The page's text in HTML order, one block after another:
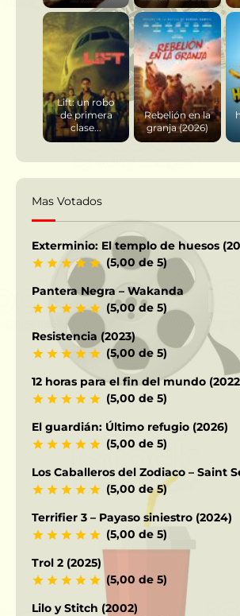
Lift: un robo
de primera
clase...
Rebelión en la
granja (2026)
Mas Votados
Exterminio: El templo de huesos
(5,00 de 5)
Pantera Negra – Wakanda
(5,00 de 5)
Resistencia (2023)
(5,00 de 5)
12 horas para el fin del mundo
(5,00 de 5)
El guardián: Último refugio (2026)
(5,00 de 5)
Los Caballeros del Zodiaco – Saint
(5,00 de 5)
Terrifier 3 – Payaso siniestro (2024)
(5,00 de 5)
Trol 2 (2025)
(5,00 de 5)
Lilo y Stitch (2002)